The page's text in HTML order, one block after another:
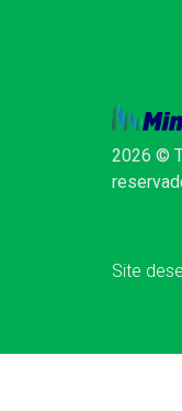
2026 ©
Site